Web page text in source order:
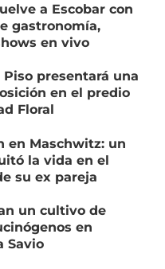
a Escobar con
gastronomía,
en vivo
Piso presentará una
en el predio
Floral
en Maschwitz: un
la vida en el
su ex pareja
un cultivo de
en
Savio